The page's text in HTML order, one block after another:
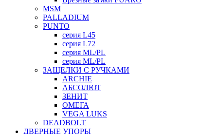
MSM
PALLADIUM
PUNTO
серия L45
серия L72
серия ML/PL
серия ML/PL
ЗАЩЕЛКИ С РУЧКАМИ
ARCHIE
АБСОЛЮТ
ЗЕНИТ
ОМЕГА
VEGA LUKS
DEADBOLT
ДВЕРНЫЕ УПОРЫ